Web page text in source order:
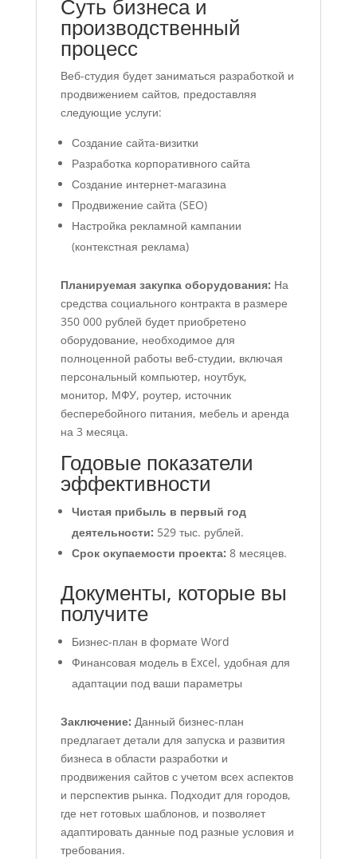
Суть бизнеса и
производственный
процесс
Веб-студия будет заниматься разработкой и
продвижением сайтов, предоставляя
следующие услуги:
Создание сайта-визитки
Разработка корпоративного сайта
Создание интернет-магазина
Продвижение сайта (SEO)
Настройка рекламной кампании
(контекстная реклама)
Планируемая закупка оборудования: На
средства социального контракта в размере
350 000 рублей будет приобретено
оборудование, необходимое для
полноценной работы веб-студии, включая
персональный компьютер, ноутбук,
монитор, МФУ, роутер, источник
бесперебойного питания, мебель и аренда
на 3 месяца.
Годовые показатели
эффективности
Чистая прибыль в первый год
деятельности: 529 тыс. рублей.
Срок окупаемости проекта: 8 месяцев.
Документы, которые вы
получите
Бизнес-план в формате Word
Финансовая модель в Excel, удобная для
адаптации под ваши параметры
Заключение: Данный бизнес-план
предлагает детали для запуска и развития
бизнеса в области разработки и
продвижения сайтов с учетом всех аспектов
и перспектив рынка. Подходит для городов,
где нет готовых шаблонов, и позволяет
адаптировать данные под разные условия и
требования.